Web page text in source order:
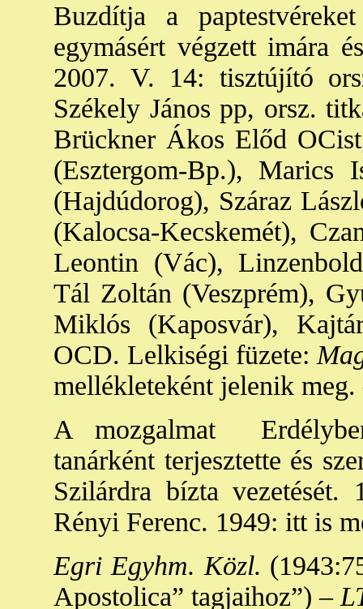
Buzdítja a
egymásért végzett imára
2007. V. 14: tisztújító
Székely János pp, orsz.
Brückner Ákos Előd
(Esztergom-Bp.), Marics
(Hajdúdorog), Száraz
(Kalocsa-Kecskemét),
Leontin (Vác),
Tál Zoltán (Veszprém),
Miklós (Kaposvár),
OCD. Lelkiségi füzete:
mellékleteként jelenik meg.
A mozgalmat
tanárként terjesztette és
Szilárdra bízta
Rényi Ferenc. 1949: itt is
Egri Egyhm. Közl.
Apostolica” tagjaihoz”) –